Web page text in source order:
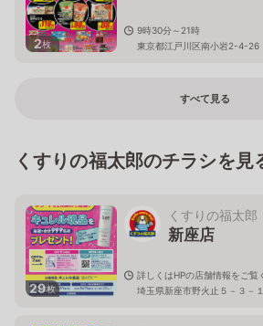
2枚
9時30分～21時
東京都江戸川区南小岩2-4-26
すべて見る
くすりの福太郎のチラシを見
29枚
くすりの福太郎
新座店
詳しくはHPの店舗情報をご覧
埼玉県新座市野火止５－３－１